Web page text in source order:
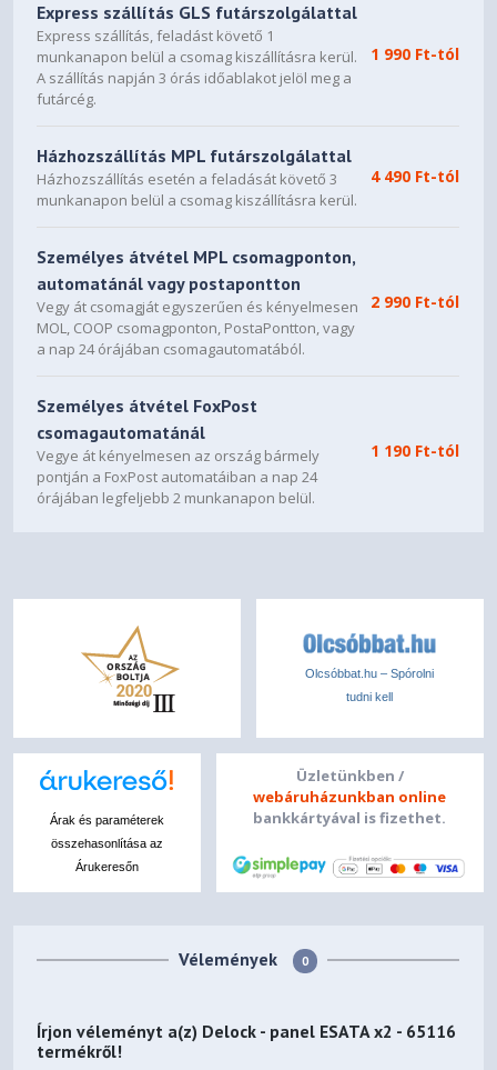
Express szállítás GLS futárszolgálattal
Express szállítás, feladást követő 1
munkanapon belül a csomag kiszállításra kerül.
A szállítás napján 3 órás időablakot jelöl meg a
futárcég.
1 990 Ft-tól
Házhozszállítás MPL futárszolgálattal
Házhozszállítás esetén a feladását követő 3
munkanapon belül a csomag kiszállításra kerül.
4 490 Ft-tól
Személyes átvétel MPL csomagponton,
automatánál vagy postapontton
Vegy át csomagját egyszerűen és kényelmesen
MOL, COOP csomagponton, PostaPontton, vagy
a nap 24 órájában csomagautomatából.
2 990 Ft-tól
Személyes átvétel FoxPost
csomagautomatánál
Vegye át kényelmesen az ország bármely
pontján a FoxPost automatáiban a nap 24
órájában legfeljebb 2 munkanapon belül.
1 190 Ft-tól
Olcsóbbat.hu – Spórolni
tudni kell
Árak és paraméterek
összehasonlítása az
Árukeresőn
Üzletünkben /
webáruházunkban online
bankkártyával is fizethet.
Vélemények 0
Írjon véleményt a(z) Delock - panel ESATA x2 - 65116
termékről!